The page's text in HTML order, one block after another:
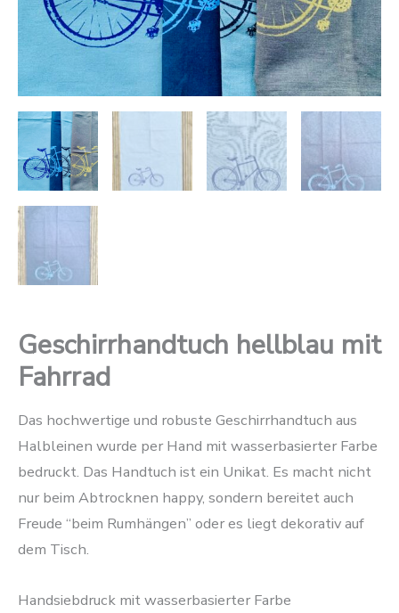
Geschirrhandtuch hellblau mit
Fahrrad
Das hochwertige und robuste Geschirrhandtuch aus
Halbleinen wurde per Hand mit wasserbasierter Farbe
bedruckt. Das Handtuch ist ein Unikat. Es macht nicht
nur beim Abtrocknen happy, sondern bereitet auch
Freude “beim Rumhängen” oder es liegt dekorativ auf
dem Tisch.
Handsiebdruck mit wasserbasierter Farbe